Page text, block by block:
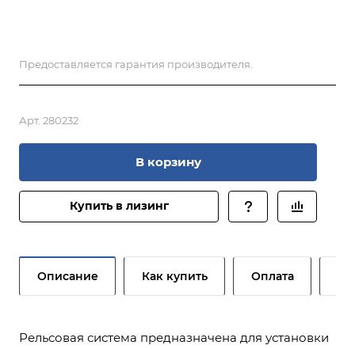
Предоставляется гарантия производителя.
Арт. 280232
В корзину
Купить в лизинг
Описание Как купить Оплата
Рельсовая система предназначена для установки